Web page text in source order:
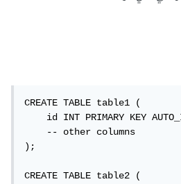
CREATE TABLE table1 (
    id INT PRIMARY KEY AUTO_INCREMENT,
    -- other columns
);
CREATE TABLE table2 (